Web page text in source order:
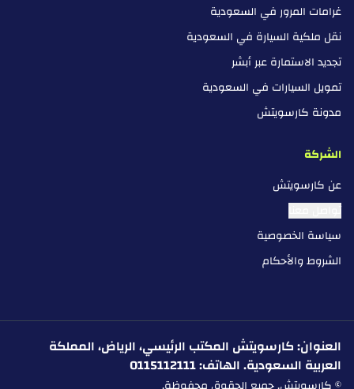
غرامات المرور في السعودية
نقل ملكية السيارة في السعودية
تجديد الاستمارة عبر أبشر
تمويل السيارات في السعودية
مدونة كارسويتش
الشركة
عن كارسويتش
تواصل معنا
سياسة الخصوصية
الشروط والأحكام
العنوان: كارسويتش المكتب الرئيسي، الرياض، المملكة
العربية السعودية. الهاتف: 0115112111